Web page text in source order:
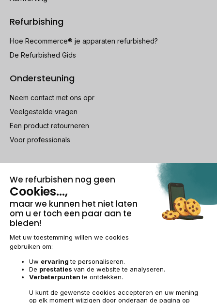
Refurbishing
Hoe Recommerce® je apparaten refurbished?
De Refurbished Gids
Ondersteuning
Neem contact met ons opr
Veelgestelde vragen
Een product retourneren
Voor professionals
100% beveiligde betaling
Wettelijke vermeldingen & AGBeheer van cookies
Algemene verkoopvoorwaarden
Toegankelijkheid